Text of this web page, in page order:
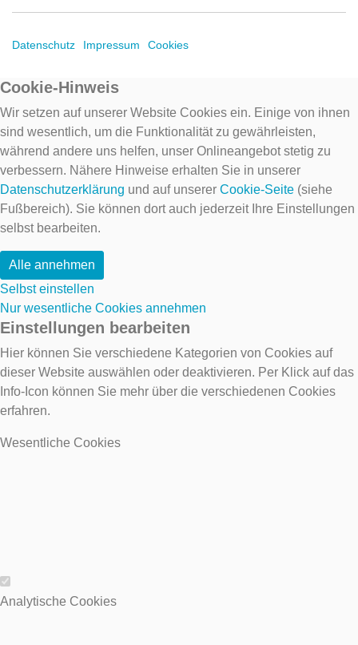
Datenschutz Impressum Cookies
Cookie-Hinweis
Wir setzen auf unserer Website Cookies ein. Einige von ihnen
sind wesentlich, um die Funktionalität zu gewährleisten,
während andere uns helfen, unser Onlineangebot stetig zu
verbessern. Nähere Hinweise erhalten Sie in unserer
Datenschutzerklärung und auf unserer Cookie-Seite (siehe
Fußbereich). Sie können dort auch jederzeit Ihre Einstellungen
selbst bearbeiten.
Alle annehmen
Selbst einstellen
Nur wesentliche Cookies annehmen
Einstellungen bearbeiten
Hier können Sie verschiedene Kategorien von Cookies auf
dieser Website auswählen oder deaktivieren. Per Klick auf das
Info-Icon können Sie mehr über die verschiedenen Cookies
erfahren.
Wesentliche Cookies
Wesentliche Cookies
Analytische Cookies